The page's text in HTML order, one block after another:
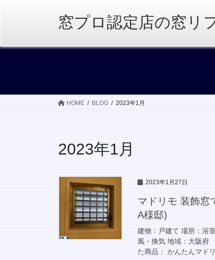
プ
動
窓プロ認定店の窓リ
HOME BLOG 2023年1月
2023年1月
2023年1月27日
マドリモ 装飾窓
A様邸)
建物：戸建て 場所：浴
風・換気 地域：大阪府
た商品： かんたんマド